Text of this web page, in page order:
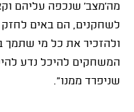
מה'מצב' שנכפה עליהם
לשחקנים, הם באים לחזק
ולהזכיר את כל מי שתמך
המשחקים להיכל נדע
שניפרד ממנו".